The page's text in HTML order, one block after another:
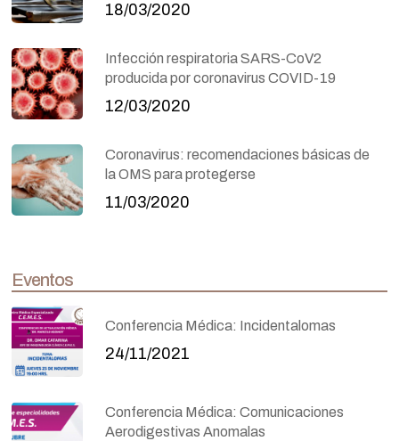
18/03/2020
Infección respiratoria SARS-CoV2
producida por coronavirus COVID-19
12/03/2020
Coronavirus: recomendaciones básicas de
la OMS para protegerse
11/03/2020
Eventos
Conferencia Médica: Incidentalomas
24/11/2021
Conferencia Médica: Comunicaciones
Aerodigestivas Anomalas